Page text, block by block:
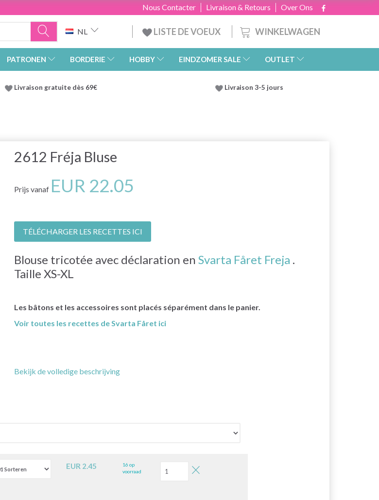
Over Ons
Livraison & Retours
Nous Contacter
WINKELWAGEN
NL LISTE DE VOEUX
PATRONEN BORDERIE HOBBY EINDZOMER SALE OUTLET
Livraison gratuite dès 69€ Livraison 3-5 jours
2612 Fréja Bluse
Prijs vanaf EUR 22.05
TÉLÉCHARGER LES RECETTES ICI
Blouse tricotée avec déclaration en Svarta Fåret Freja .
Taille XS-XL
Les bâtons et les accessoires sont placés séparément dans le panier.
Voir toutes les recettes de Svarta Fåret ici
Bekijk de volledige beschrijving
EUR 2.45
16 op
voorraad